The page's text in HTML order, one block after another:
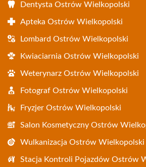
Dentysta Ostrów Wielkopolski
Apteka Ostrów Wielkopolski
Lombard Ostrów Wielkopolski
Kwiaciarnia Ostrów Wielkopolski
Weterynarz Ostrów Wielkopolski
Fotograf Ostrów Wielkopolski
Fryzjer Ostrów Wielkopolski
Salon Kosmetyczny Ostrów
Wulkanizacja Ostrów Wielkopolski
Stacja Kontroli Pojazdów Ostrów